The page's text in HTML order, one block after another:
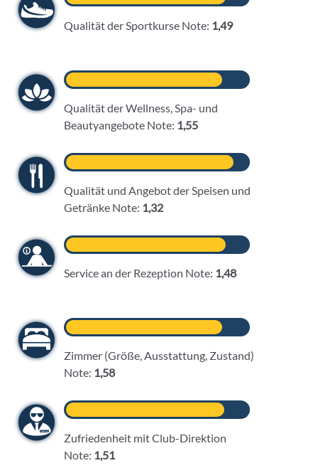
Qualität der Sportkurse Note: 1,49
Qualität der Wellness, Spa- und
Beautyangebote Note: 1,55
Qualität und Angebot der Speisen und
Getränke Note: 1,32
Service an der Rezeption Note: 1,48
Zimmer (Größe, Ausstattung, Zustand)
Note: 1,58
Zufriedenheit mit Club-Direktion
Note: 1,51